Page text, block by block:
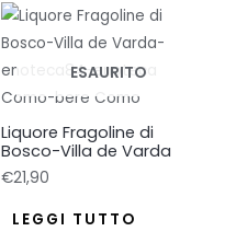
ESAURITO
Liquore Fragoline di
Bosco-Villa de Varda
€21,90
LEGGI TUTTO